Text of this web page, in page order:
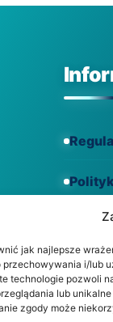
jak najlepsze
przechowywania i/lub
technologie pozwoli
lub
zgody może